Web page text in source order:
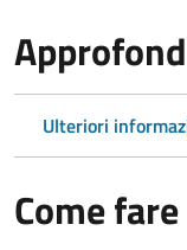
Ulteriori
Come fare